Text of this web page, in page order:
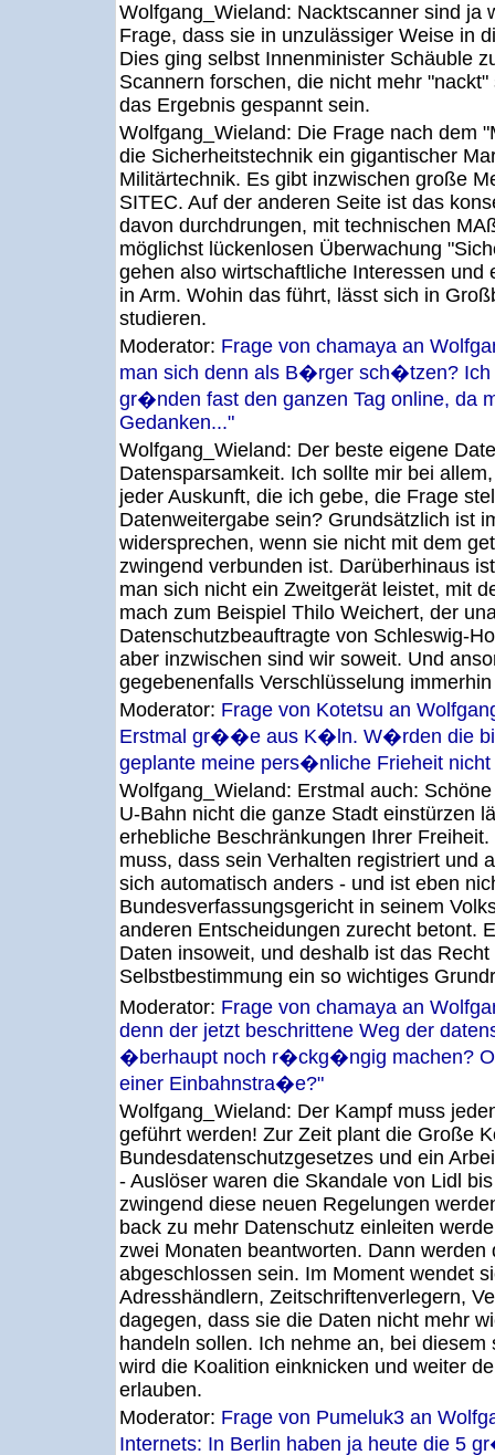
Wolfgang_Wieland: Nacktscanner sind ja
Frage, dass sie in unzulässiger Weise in
Dies ging selbst Innenminister Schäuble
Scannern forschen, die nicht mehr
das Ergebnis gespannt sein.
Wolfgang_Wieland: Die Frage nach dem
die Sicherheitstechnik ein gigantischer
Militärtechnik. Es gibt inzwischen große
SITEC. Auf der anderen Seite ist das
davon durchdrungen, mit technischen
möglichst lückenlosen Überwachung
gehen also wirtschaftliche Interessen und
in Arm. Wohin das führt, lässt sich in
studieren.
Moderator: Frage von chamaya an
man sich denn als B�rger sch�tzen? Ich
gr�nden fast den ganzen Tag online, da
Gedanken..."
Wolfgang_Wieland: Der beste eigene
Datensparsamkeit. Ich sollte mir bei
jeder Auskunft, die ich gebe, die Frage
Datenweitergabe sein? Grundsätzlich ist
widersprechen, wenn sie nicht mit dem
zwingend verbunden ist. Darüberhinaus
man sich nicht ein Zweitgerät leistet, mit
mach zum Beispiel Thilo Weichert, der
Datenschutzbeauftragte von Schleswig-
aber inzwischen sind wir soweit. Und
gegebenenfalls Verschlüsselung
Moderator: Frage von Kotetsu an
Erstmal gr��e aus K�ln. W�rden die
geplante meine pers�nliche Frieheit
Wolfgang_Wieland: Erstmal auch:
U-Bahn nicht die ganze Stadt einstürzen
erhebliche Beschränkungen Ihrer
muss, dass sein Verhalten registriert und
sich automatisch anders - und ist eben
Bundesverfassungsgericht in seinem
anderen Entscheidungen zurecht betont.
Daten insoweit, und deshalb ist das
Selbstbestimmung ein so wichtiges
Moderator: Frage von chamaya an
denn der jetzt beschrittene Weg der
�berhaupt noch r�ckg�ngig machen?
einer Einbahnstra�e?"
Wolfgang_Wieland: Der Kampf muss
geführt werden! Zur Zeit plant die Große
Bundesdatenschutzgesetzes und ein
- Auslöser waren die Skandale von Lidl
zwingend diese neuen Regelungen
back zu mehr Datenschutz einleiten
zwei Monaten beantworten. Dann
abgeschlossen sein. Im Moment wendet
Adresshändlern, Zeitschriftenverlegern,
dagegen, dass sie die Daten nicht mehr
handeln sollen. Ich nehme an, bei
wird die Koalition einknicken und weiter
erlauben.
Moderator: Frage von Pumeluk3 an
Internets: In Berlin haben ja heute die 5